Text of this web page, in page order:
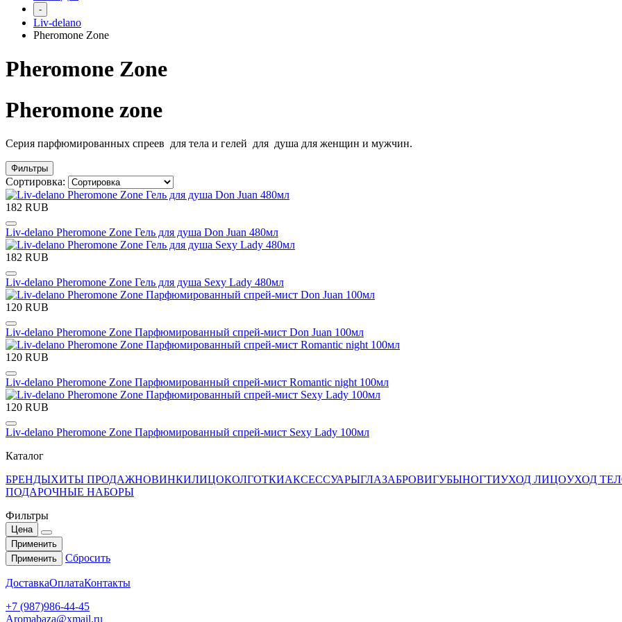
-
Liv-delano
Pheromone Zone
Pheromone Zone
Pheromone zone
Серия парфюмированных спреев для тела и гелей для душа для женщин и мужчин.
Фильтры
Сортировка:
182 RUB
Liv-delano Pheromone Zone Гель для душа Don Juan 480мл
182 RUB
Liv-delano Pheromone Zone Гель для душа Sexy Lady 480мл
120 RUB
Liv-delano Pheromone Zone Парфюмированный спрей-мист Don Juan 100мл
120 RUB
Liv-delano Pheromone Zone Парфюмированный спрей-мист Romantic night 100мл
120 RUB
Liv-delano Pheromone Zone Парфюмированный спрей-мист Sexy Lady 100мл
Каталог
БРЕНДЫХИТЫ ПРОДАЖНОВИНКИЛИЦОКОЛГОТКИАКСЕССУАРЫГЛАЗАБРОВИГУБЫНОГТИУХОД ЛИЦОУХОД
ПОДАРОЧНЫЕ НАБОРЫ
Фильтры
Цена
Применить
Применить
Сбросить
ДоставкаОплатаКонтакты
+7 (987)986-44-45
Aromabaza@xmail.ru